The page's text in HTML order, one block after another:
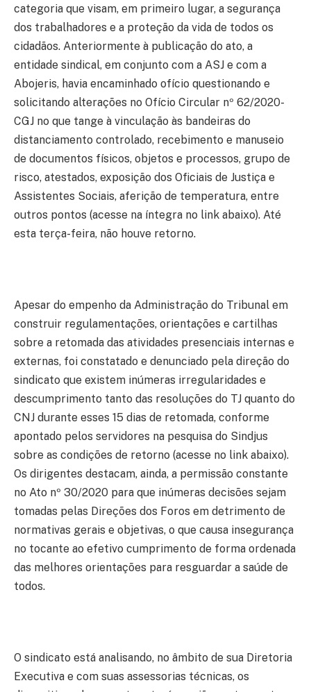
categoria que visam, em primeiro lugar, a segurança
dos trabalhadores e a proteção da vida de todos os
cidadãos. Anteriormente à publicação do ato, a
entidade sindical, em conjunto com a ASJ e com a
Abojeris, havia encaminhado ofício questionando e
solicitando alterações no Ofício Circular nº 62/2020-
CGJ no que tange à vinculação às bandeiras do
distanciamento controlado, recebimento e manuseio
de documentos físicos, objetos e processos, grupo de
risco, atestados, exposição dos Oficiais de Justiça e
Assistentes Sociais, aferição de temperatura, entre
outros pontos (acesse na íntegra no link abaixo). Até
esta terça-feira, não houve retorno.
Apesar do empenho da Administração do Tribunal em
construir regulamentações, orientações e cartilhas
sobre a retomada das atividades presenciais internas e
externas, foi constatado e denunciado pela direção do
sindicato que existem inúmeras irregularidades e
descumprimento tanto das resoluções do TJ quanto do
CNJ durante esses 15 dias de retomada, conforme
apontado pelos servidores na pesquisa do Sindjus
sobre as condições de retorno (acesse no link abaixo).
Os dirigentes destacam, ainda, a permissão constante
no Ato nº 30/2020 para que inúmeras decisões sejam
tomadas pelas Direções dos Foros em detrimento de
normativas gerais e objetivas, o que causa insegurança
no tocante ao efetivo cumprimento de forma ordenada
das melhores orientações para resguardar a saúde de
todos.
O sindicato está analisando, no âmbito de sua Diretoria
Executiva e com suas assessorias técnicas, os